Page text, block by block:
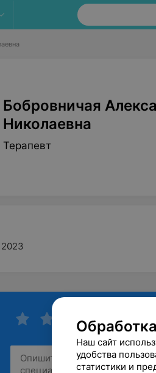
Бобровничая
Николаевна
Терапевт
Наш сайт
удобства
статистики и